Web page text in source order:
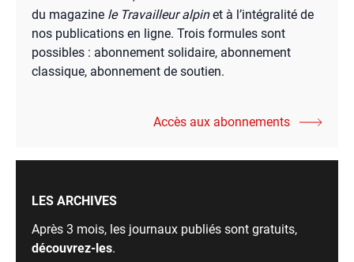
du magazine le Travailleur alpinet à l’intégralité de
nos publications en ligne. Trois formules sont
possibles : abonnement solidaire, abonnement
classique, abonnement de soutien.
Accès aux abonnements
LES ARCHIVES
Après 3 mois, les journaux publiés sont gratuits,
découvrez-les.